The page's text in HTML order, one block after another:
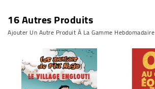
16 Autres Produits
Ajouter Un Autre Produit À La Gamme Hebdomadaire